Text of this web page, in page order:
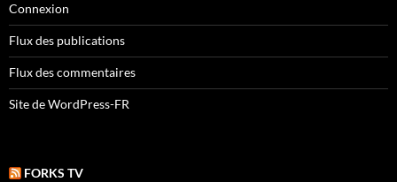
Connexion
Flux des publications
Flux des commentaires
Site de WordPress-FR
FORKS TV